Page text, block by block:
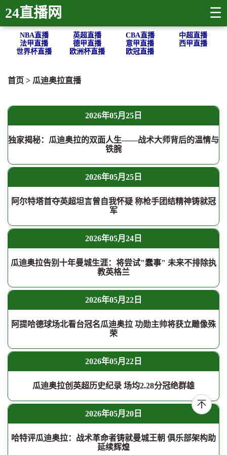
24直播网 ☰
NBA直播 英超直播 CBA直播
中超直播
法甲直播
德甲直播 意甲直播
西甲直播
世界杯直播
欧洲杯直播 欧冠直播
首页 > 瓜迪奥拉直播
2026年05月25日
独家揭秘：瓜迪奥拉的双面人生——战术大师背后的温情与
铁腕
2026年05月25日
阿尔特塔首夺英超坦言曾自我怀疑 称枪手团结精神铸就冠
军
2026年05月24日
瓜迪奥拉告别十年曼城生涯：将尝试"蠢事" 未来不排除执
教英格兰
2026年05月22日
阿提哈德球场北看台冠名瓜迪奥拉 功勋主帅将获立雕像殊
荣
2026年05月22日
瓜迪奥拉创英超历史纪录 场均2.28分冠绝群雄
2026年05月20日
哈特评瓜迪奥拉：战术革命者铸就曼城王朝 俱乐部架构助
延续辉煌